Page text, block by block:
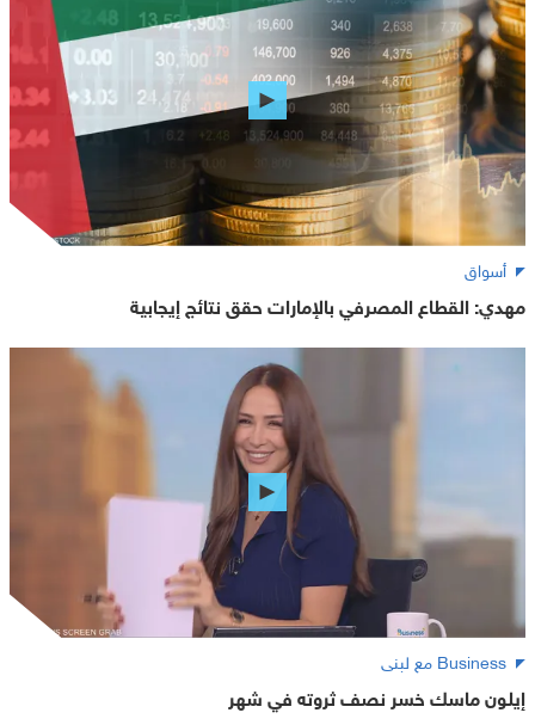
أسواق
مهدي: القطاع المصرفي بالإمارات حقق نتائج إيجابية
Business مع لبنى
إيلون ماسك خسر نصف ثروته في شهر